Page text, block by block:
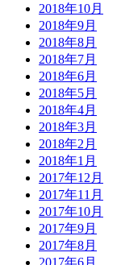
2018年10月
2018年9月
2018年8月
2018年7月
2018年6月
2018年5月
2018年4月
2018年3月
2018年2月
2018年1月
2017年12月
2017年11月
2017年10月
2017年9月
2017年8月
2017年6月